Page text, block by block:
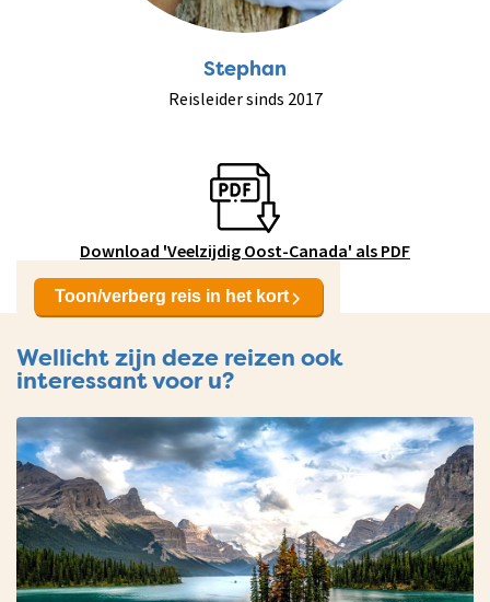
Stephan
Reisleider sinds 2017
Download 'Veelzijdig Oost-Canada' als PDF
Toon/verberg reis in het kort
Wellicht zijn deze reizen ook
interessant voor u?